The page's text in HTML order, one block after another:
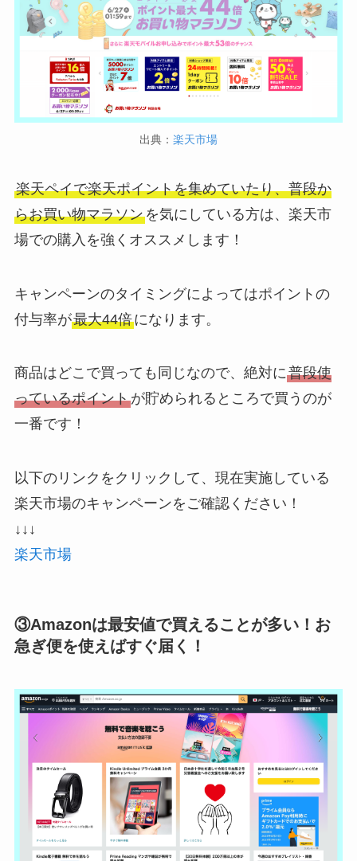
出典： 楽天市場
楽天ペイで楽天ポイントを集めていたり、普段か
らお買い物マラソンを気にしている方は、楽天市
場での購入を強くオススメします！
キャンペーンのタイミングによってはポイントの
付与率が最大44倍になります。
商品はどこで買っても同じなので、絶対に普段使
っているポイントが貯められるところで買うのが
一番です！
以下のリンクをクリックして、現在実施している
楽天市場のキャンペーンをご確認ください！
↓↓↓
楽天市場
③Amazonは最安値で買えることが多い！お
急ぎ便を使えばすぐ届く！